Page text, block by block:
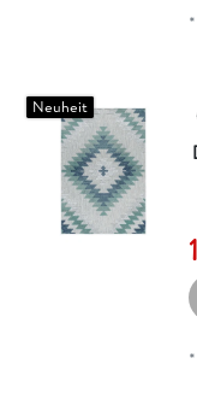
*
Neuheit
*